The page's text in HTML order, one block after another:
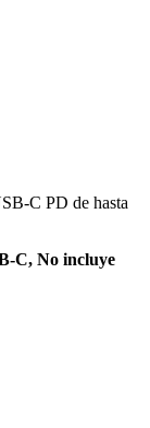
C PD de hasta
C, No incluye